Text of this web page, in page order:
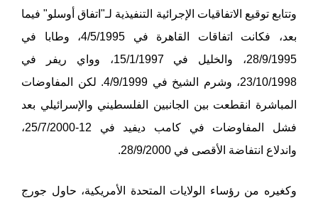
وتتابع توقيع الاتفاقيات الإجرائية التنفيذية لـ"اتفاق أوسلو" فيما
بعد، فكانت اتفاقات القاهرة في 4/5/1995، وطابا في
28/9/1995، والخليل في 15/1/1997، وواي ريفر في
23/10/1998، وشرم الشيخ في 4/9/1999. لكن المفاوضات
المباشرة انقطعت بين الجانبين الفلسطيني والإسرائيلي بعد
فشل المفاوضات في كامب ديفيد في 12-25/7/2000،
واندلاع انتفاضة الأقصى في 28/9/2000.
وكغيره من رؤساء الولايات المتحدة الأمريكية، حاول جورج